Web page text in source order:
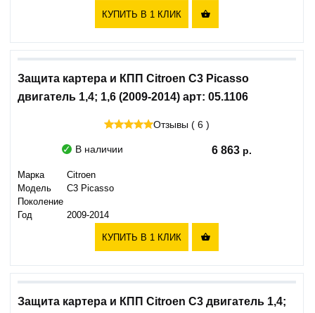
КУПИТЬ В 1 КЛИК 
Защита картера и КПП Citroen C3 Picasso
двигатель 1,4; 1,6 (2009-2014) арт: 05.1106
Отзывы ( 6 )
В наличии 6 863
Марка
Citroen
Модель
C3 Picasso
Поколение
Год
2009-2014
КУПИТЬ В 1 КЛИК 
Защита картера и КПП Citroen C3 двигатель 1,4;